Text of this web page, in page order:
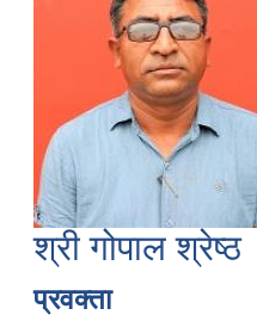
श्री गोपाल श्रेष्ठ
प्रवक्ता